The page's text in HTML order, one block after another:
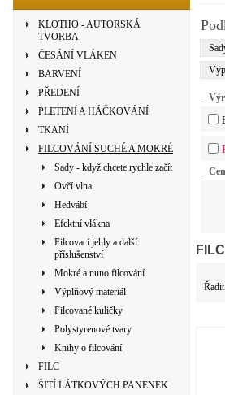
KLOTHO - AUTORSKÁ
TVORBA
ČESÁNÍ VLÁKEN
BARVENÍ
PŘEDENÍ
PLETENÍ A HÁČKOVÁNÍ
TKANÍ
FILCOVÁNÍ SUCHÉ A MOKRÉ
Sady - když chcete rychle začít
Ovčí vlna
Hedvábí
Efektní vlákna
Filcovací jehly a další
příslušenství
Mokré a nuno filcování
Výplňový materiál
Filcované kuličky
Polystyrenové tvary
Knihy o filcování
FILC
ŠITÍ LÁTKOVÝCH PANENEK